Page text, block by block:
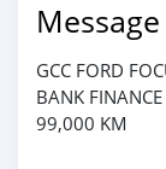
GCC FORD
BANK
99,000 KM